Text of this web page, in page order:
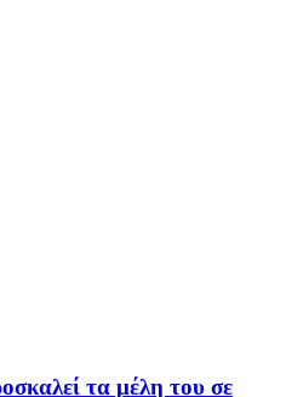
τα μέλη του σε